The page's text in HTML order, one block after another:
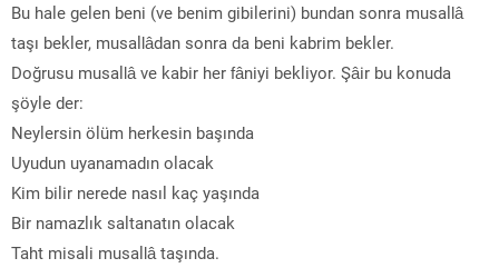
Bu hale gelen beni (ve benim gibilerini) bundan sonra musallâ
taşı bekler, musallâdan sonra da beni kabrim bekler.
Doğrusu musallâ ve kabir her fâniyi bekliyor. Şâir bu konuda
şöyle der:
Neylersin ölüm herkesin başında
Uyudun uyanamadın olacak
Kim bilir nerede nasıl kaç yaşında
Bir namazlık saltanatın olacak
Taht misali musallâ taşında.